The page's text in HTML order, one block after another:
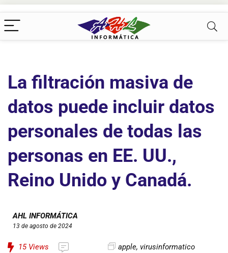
La filtración masiva de
datos puede incluir datos
personales de todas las
personas en EE. UU.,
Reino Unido y Canadá.
AHL INFORMÁTICA
13 de agosto de 2024
15Views apple, virusinformatico